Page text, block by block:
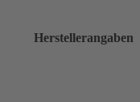
Herstellerangaben